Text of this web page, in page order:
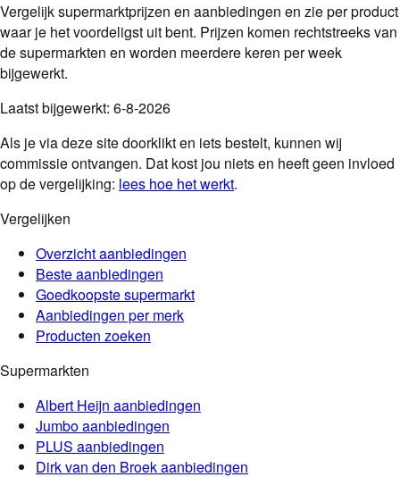
Vergelijk supermarktprijzen en aanbiedingen en zie per product
waar je het voordeligst uit bent. Prijzen komen rechtstreeks van
de supermarkten en worden meerdere keren per week
bijgewerkt.
Laatst bijgewerkt: 6-8-2026
Als je via deze site doorklikt en iets bestelt, kunnen wij
commissie ontvangen. Dat kost jou niets en heeft geen invloed
op de vergelijking: lees hoe het werkt.
Vergelijken
Overzicht aanbiedingen
Beste aanbiedingen
Goedkoopste supermarkt
Aanbiedingen per merk
Producten zoeken
Supermarkten
Albert Heijn aanbiedingen
Jumboaanbiedingen
PLUS aanbiedingen
Dirk van den Broekaanbiedingen